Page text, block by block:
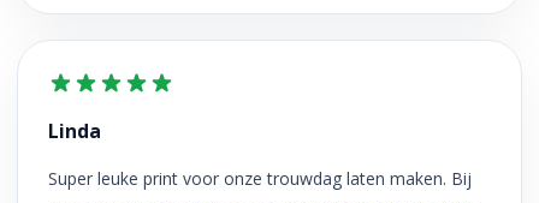
Linda
Super leuke print voor onze trouwdag laten maken. Bij